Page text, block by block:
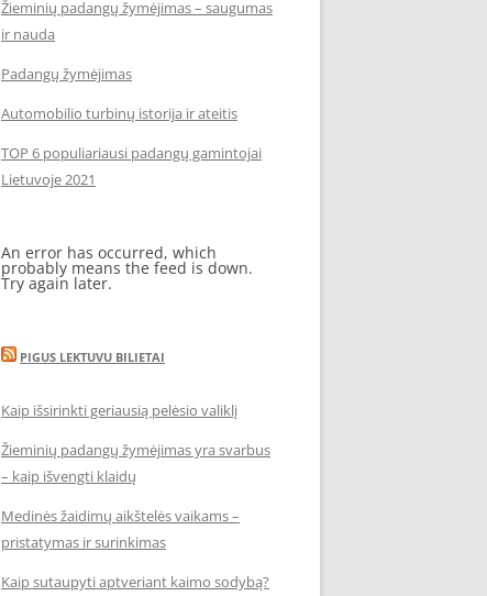
Žieminių padangų žymėjimas – saugumas
ir nauda
Padangų žymėjimas
Automobilio turbinų istorija ir ateitis
TOP 6 populiariausi padangų gamintojai
Lietuvoje 2021
An error has occurred, which
probably means the feed is down.
Try again later.
PIGUS LEKTUVU BILIETAI
Kaip išsirinkti geriausią pelėsio valiklį
Žieminių padangų žymėjimas yra svarbus
– kaip išvengti klaidų
Medinės žaidimų aikštelės vaikams –
pristatymas ir surinkimas
Kaip sutaupyti aptveriant kaimo sodybą?